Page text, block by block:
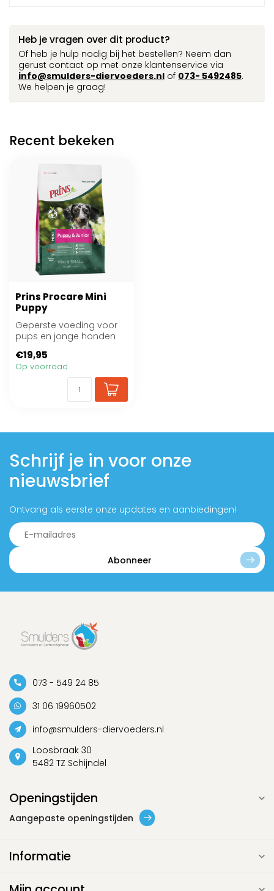
Heb je vragen over dit product?
Of heb je hulp nodig bij het bestellen? Neem dan
gerust contact op met onze klantenservice via
info@smulders-diervoeders.nl of 073- 5492485.
We helpen je graag!
Recent bekeken
Prins Procare Mini
Puppy
Geperste voeding voor
pups en jonge honden
€19,95
Op voorraad
Schrijf je in voor onze
nieuwsbrief
Ontvang als eerste onze updates en aanbiedingen!
Abonneer
073 - 549 24 85
31 06 19960502
info@smulders-diervoeders.nl
Loosbraak 30
5482 TZ Schijndel
Openingstijden
Aangepaste openingstijden
Informatie